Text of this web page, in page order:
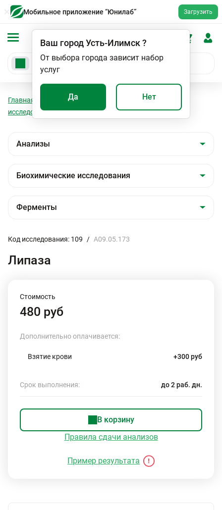
Мобильное приложение “Юнилаб” Загрузить
Ваш городУсть-Илимск?
От выбора города зависит набор
услуг
Да Нет
Главная Анализы
Биохимические
исследования
Ферменты Липаза
Код исследования: 109 / A09.05.173
Липаза
Стоимость
480 руб
Дополнительно оплачивается:
Взятие крови +300 руб
Срок выполнения: до 2 раб. дн.
В корзину
Правила сдачи анализов
Пример результата